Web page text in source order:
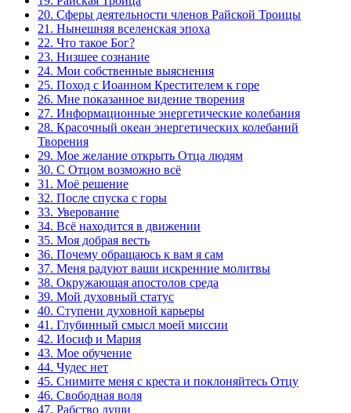
20. Сферы деятельности членов Райской Троицы
21. Нынешняя вселенская эпоха
22. Что такое Бог?
23. Низшее сознание
24. Мои собственные выяснения
25. Поход с Иоанном Крестителем к горе
26. Мне показанное видение творения
27. Информационные энергетические колебания
28. Красочный океан энергетических колебаний
Творения
29. Мое желание открыть Отца людям
30. С Отцом возможно всё
31. Моё решение
32. После спуска с горы
33. Уверование
34. Всё находится в движении
35. Моя добрая весть
36. Почему обращаюсь к вам я сам
37. Меня радуют ваши искренние молитвы
38. Окружающая апостолов среда
39. Мой духовный статус
40. Ступени духовной карьеры
41. Глубинный смысл моей миссии
42. Иосиф и Мария
43. Мое обучение
44. Чудес нет
45. Снимите меня с креста и поклоняйтесь Отцу
46. Свободная воля
47. Рабство души